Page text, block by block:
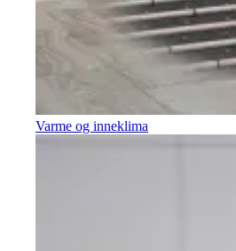
Varme og inneklima